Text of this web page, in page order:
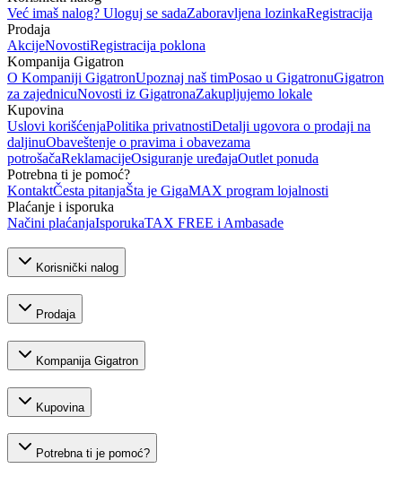
Već imaš nalog? Uloguj se sadaZaboravljena lozinkaRegistracija
Prodaja
AkcijeNovostiRegistracija poklona
Kompanija Gigatron
O Kompaniji GigatronUpoznaj naš timPosao u GigatronuGigatron
za zajednicuNovosti iz GigatronaZakupljujemo lokale
Kupovina
Uslovi korišćenjaPolitika privatnostiDetalji ugovora o prodaji na
daljinuObaveštenje o pravima i obavezama
potrošačaReklamacijeOsiguranje uređajaOutlet ponuda
Potrebna ti je pomoć?
KontaktČesta pitanjaŠta je GigaMAX program lojalnosti
Plaćanje i isporuka
Načini plaćanjaIsporukaTAX FREE i Ambasade
Korisnički nalog
Prodaja
Kompanija Gigatron
Kupovina
Potrebna ti je pomoć?